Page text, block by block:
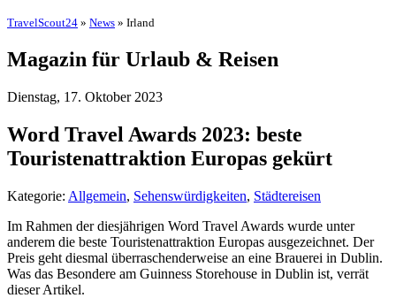
TravelScout24 » News » Irland
Magazin für Urlaub & Reisen
Dienstag, 17. Oktober 2023
Word Travel Awards 2023: beste
Touristenattraktion Europas gekürt
Kategorie: Allgemein, Sehenswürdigkeiten, Städtereisen
Im Rahmen der diesjährigen Word Travel Awards wurde unter
anderem die beste Touristenattraktion Europas ausgezeichnet. Der
Preis geht diesmal überraschenderweise an eine Brauerei in Dublin.
Was das Besondere am Guinness Storehouse in Dublin ist, verrät
dieser Artikel.